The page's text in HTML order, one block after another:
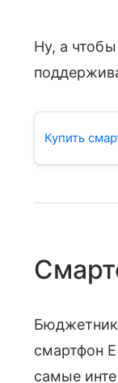
Ну, а
Купить
смартфон
самые